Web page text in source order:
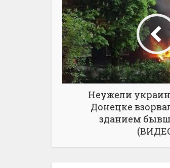
Неужели
Донецке
зданием